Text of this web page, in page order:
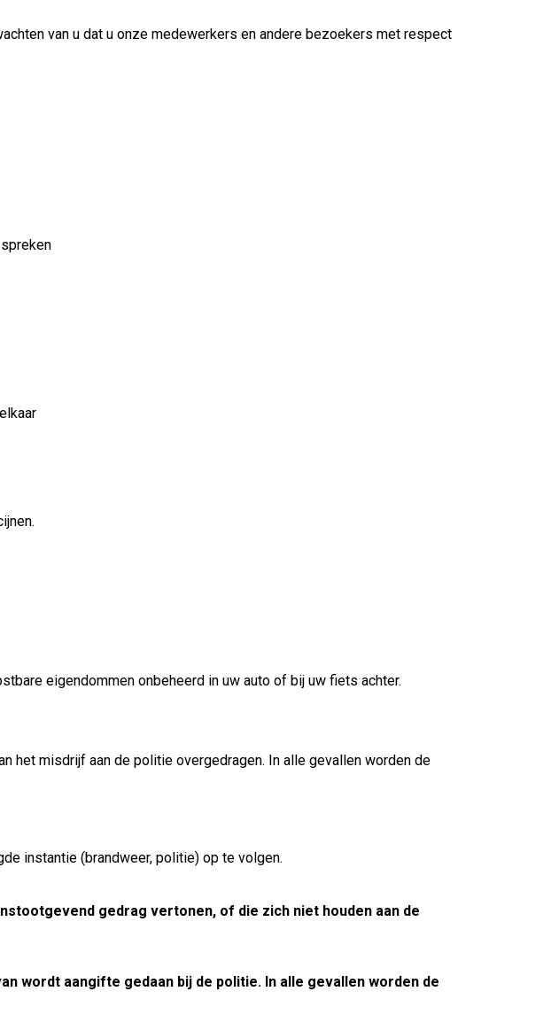
van u dat u onze medewerkers en andere bezoekers met respect
eigendommen onbeheerd in uw auto of bij uw fiets achter.
het misdrijf aan de politie overgedragen. In alle gevallen worden de
instantie (brandweer, politie) op te volgen.
gedrag vertonen, of die zich niet houden aan de
wordt aangifte gedaan bij de politie. In alle gevallen worden de